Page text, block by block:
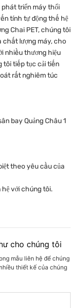
triển máy thổi
tính tự động thế hệ
Chai PET, chúng tôi
chất lượng máy, cho
nhiều thương hiệu
tôi tiếp tục cải tiến
rất nghiêm túc
bay Quảng Châu 1
theo yêu cầu của
với chúng tôi.
cho chúng tôi
mẫu liên hệ để chúng
thiết kế của chúng